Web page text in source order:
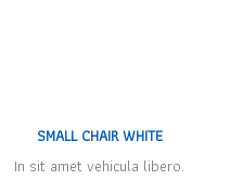
SMALL CHAIR WHITE
In sit amet vehicula libero.